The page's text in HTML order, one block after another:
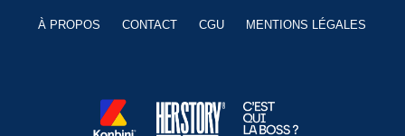
À PROPOS CONTACT CGU MENTIONS LÉGALES